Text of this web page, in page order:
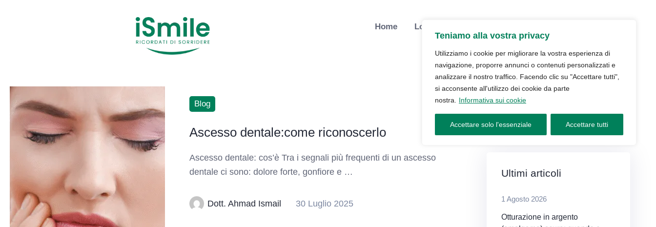
Teniamo alla vostra privacy
Utilizziamo i cookie per migliorare la vostra esperienza di
navigazione, proporre annunci o contenuti personalizzati e
analizzare il nostro traffico. Facendo clic su "Accettare tutti",
si acconsente all'utilizzo dei cookie da parte
nostra.
Informativa sui cookie
Accettare solo l'essenziale Accettare tutti
Home Lo Studio
Blog
Ascesso dentale:come riconoscerlo
Ascesso dentale: cos’è Tra i segnali più frequenti di un ascesso
dentale ci sono: dolore forte, gonfiore e …
Dott. Ahmad Ismail 30 Luglio 2025
Ultimi articoli
1 Agosto 2026
Otturazione in argento